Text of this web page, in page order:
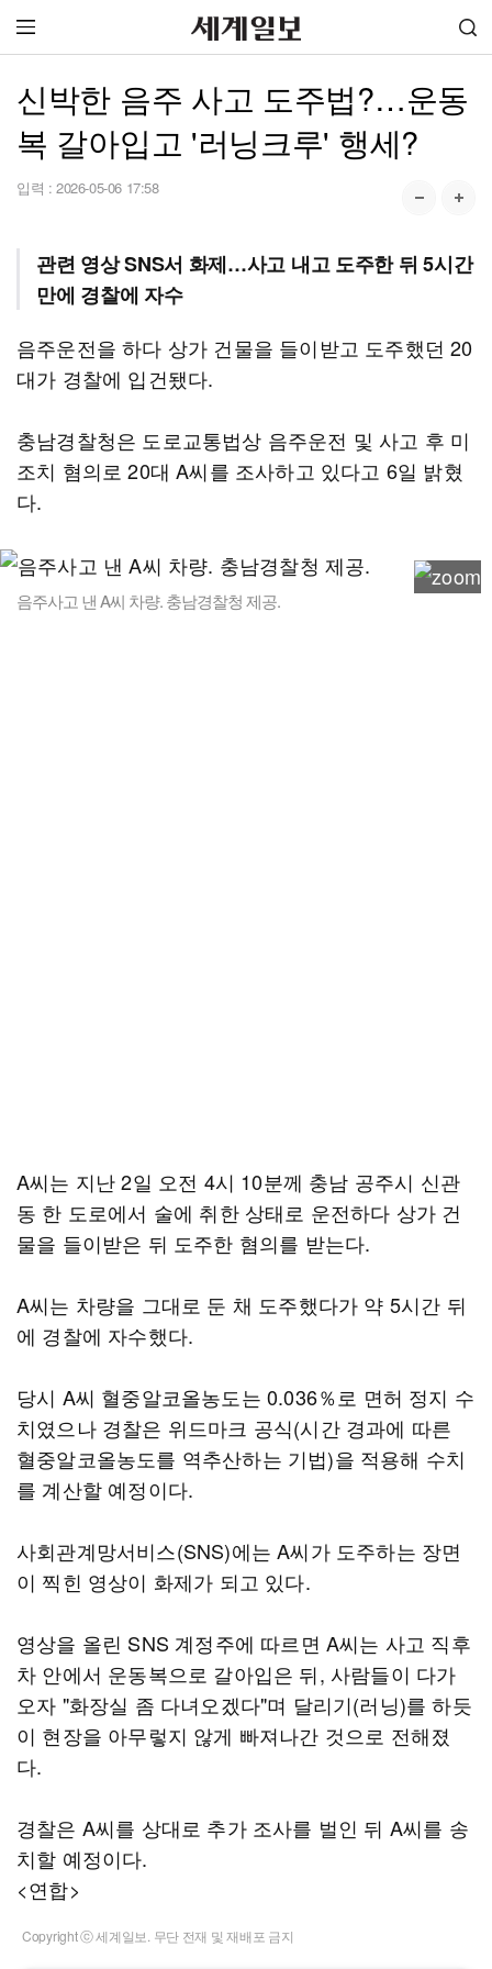
신박한 음주 사고 도주법?…운동
복 갈아입고 '러닝크루' 행세?
입력 : 2026-05-06 17:58
관련 영상 SNS서 화제…사고 내고 도주한 뒤 5시간
만에 경찰에 자수
음주운전을 하다 상가 건물을 들이받고 도주했던 20
대가 경찰에 입건됐다.
충남경찰청은 도로교통법상 음주운전 및 사고 후 미
조치 혐의로 20대 A씨를 조사하고 있다고 6일 밝혔
다.
음주사고 낸 A씨 차량. 충남경찰청 제공.
A씨는 지난 2일 오전 4시 10분께 충남 공주시 신관
동 한 도로에서 술에 취한 상태로 운전하다 상가 건
물을 들이받은 뒤 도주한 혐의를 받는다.
A씨는 차량을 그대로 둔 채 도주했다가 약 5시간 뒤
에 경찰에 자수했다.
당시 A씨 혈중알코올농도는 0.036％로 면허 정지 수
치였으나 경찰은 위드마크 공식(시간 경과에 따른
혈중알코올농도를 역추산하는 기법)을 적용해 수치
를 계산할 예정이다.
사회관계망서비스(SNS)에는 A씨가 도주하는 장면
이 찍힌 영상이 화제가 되고 있다.
영상을 올린 SNS 계정주에 따르면 A씨는 사고 직후
차 안에서 운동복으로 갈아입은 뒤, 사람들이 다가
오자 "화장실 좀 다녀오겠다"며 달리기(러닝)를 하듯
이 현장을 아무렇지 않게 빠져나간 것으로 전해졌
다.
경찰은 A씨를 상대로 추가 조사를 벌인 뒤 A씨를 송
치할 예정이다.
<연합>
Copyright ⓒ 세계일보. 무단 전재 및 재배포 금지